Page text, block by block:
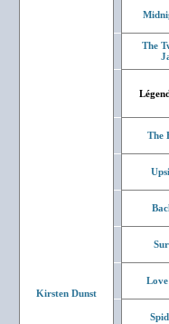
Kirsten Dunst
The
The